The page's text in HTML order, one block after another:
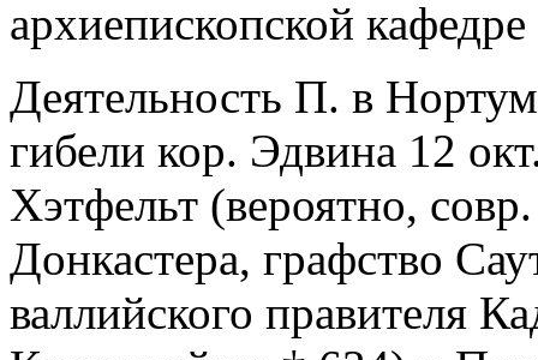
архиепископской
Деятельность П. в
гибели кор. Эдвина 12
Хэтфельт (вероятно,
Донкастера, графство
валлийского правителя